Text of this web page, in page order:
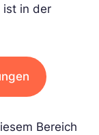
ist in der
Bereich